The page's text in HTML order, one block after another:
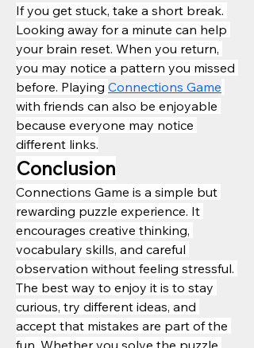
If you get stuck, take a short break.
Looking away for a minute can help
your brain reset. When you return,
you may notice a pattern you missed
before. Playing Connections Game
with friends can also be enjoyable
because everyone may notice
different links.
Conclusion
Connections Game is a simple but
rewarding puzzle experience. It
encourages creative thinking,
vocabulary skills, and careful
observation without feeling stressful.
The best way to enjoy it is to stay
curious, try different ideas, and
accept that mistakes are part of the
fun. Whether you solve the puzzle